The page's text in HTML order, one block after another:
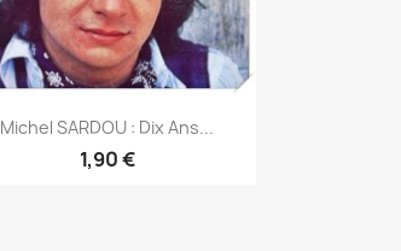
 Aperçu rapide
Michel SARDOU : Dix Ans...
1,90 €